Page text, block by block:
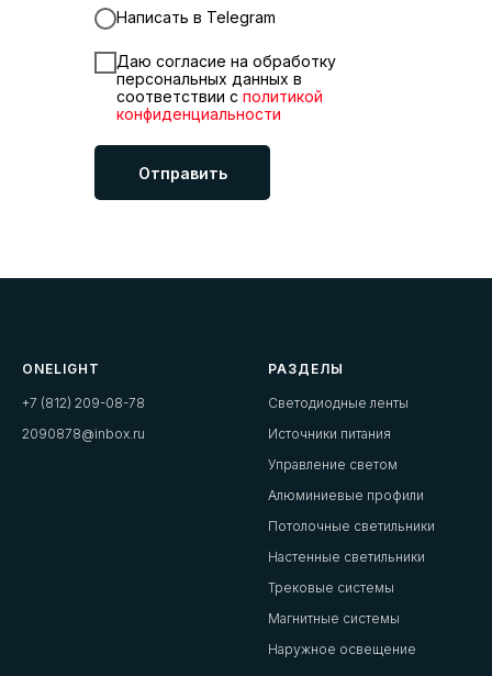
Написать в Telegram
Даю согласие на обработку
персональных данных в
соответствии с политикой
конфиденциальности
Отправить
ONELIGHT
+7 (812) 209-08-78
2090878@inbox.ru
РАЗДЕЛЫ
Светодиодные ленты
Источники питания
Управление светом
Алюминиевые профили
Потолочные светильники
Настенные светильники
Трековые системы
Магнитные системы
Наружное освещение